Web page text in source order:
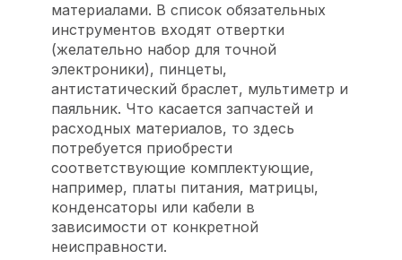
материалами. В список обязательных
инструментов входят отвертки
(желательно набор для точной
электроники), пинцеты,
антистатический браслет, мультиметр и
паяльник. Что касается запчастей и
расходных материалов, то здесь
потребуется приобрести
соответствующие комплектующие,
например, платы питания, матрицы,
конденсаторы или кабели в
зависимости от конкретной
неисправности.